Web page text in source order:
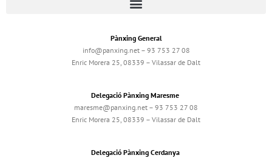
Pànxing General
info@panxing.net – 93 753 27 08
Enric Morera 25, 08339 – Vilassar de Dalt
Delegació Pànxing Maresme
maresme@panxing.net – 93 753 27 08
Enric Morera 25, 08339 – Vilassar de Dalt
Delegació Pànxing Cerdanya